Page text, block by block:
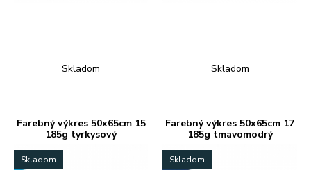
Skladom Skladom
Farebný výkres 50x65cm 15
185g tyrkysový
Skladom
Farebný výkres 50x65cm 17
185g tmavomodrý
Skladom